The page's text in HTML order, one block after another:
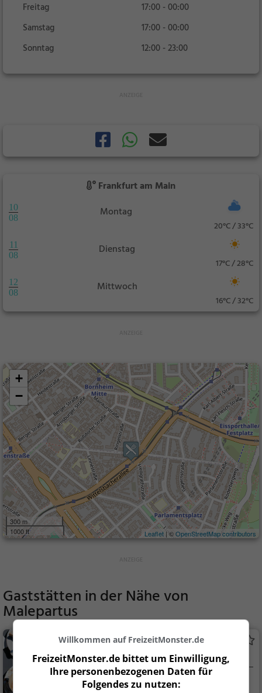
Freitag
17:00 - 00:00
Samstag
17:00 - 00:00
Sonntag
12:00 - 23:00
Frankfurt am Main
10
08
Montag
20°C / 33°C
11
08
Dienstag
17°C / 28°C
12
08
Mittwoch
16°C / 32°C
+
−
300 m
1000 ft
Leaflet | ©OpenStreetMap contributors
Gaststätten in der Nähe von
Malepartus
Dolce Momento
Café in Frankfurt am Main
Frankfurt am Main
Willkommen auf FreizeitMonster.de
FreizeitMonster.de bittet um Einwilligung,
Ihre personenbezogenen Daten für
Folgendes zu nutzen: